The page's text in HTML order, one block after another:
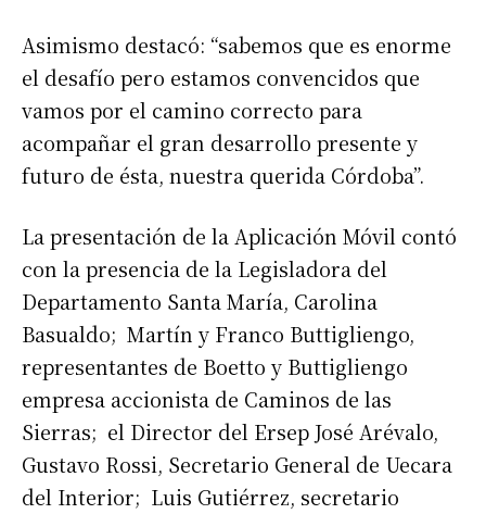
Asimismo destacó: “sabemos que es enorme
el desafío pero estamos convencidos que
vamos por el camino correcto para
acompañar el gran desarrollo presente y
futuro de ésta, nuestra querida Córdoba”.
Lapresentación de la Aplicación Móvil contó
con la presencia de la Legisladora del
Departamento Santa María, Carolina
Basualdo; Martín y Franco Buttigliengo,
representantes de Boetto y Buttigliengo
empresa accionista de Caminos de las
Sierras; el Director del Ersep José Arévalo,
Gustavo Rossi, Secretario General de Uecara
del Interior; Luis Gutiérrez, secretario